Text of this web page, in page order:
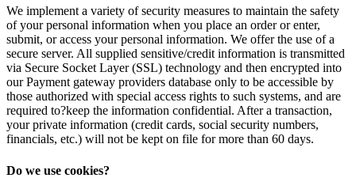
We implement a variety of security measures to maintain the safety
of your personal information when you place an order or enter,
submit, or access your personal information. We offer the use of a
secure server. All supplied sensitive/credit information is transmitted
via Secure Socket Layer (SSL) technology and then encrypted into
our Payment gateway providers database only to be accessible by
those authorized with special access rights to such systems, and are
required to?keep the information confidential. After a transaction,
your private information (credit cards, social security numbers,
financials, etc.) will not be kept on file for more than 60 days.
Do we use cookies?